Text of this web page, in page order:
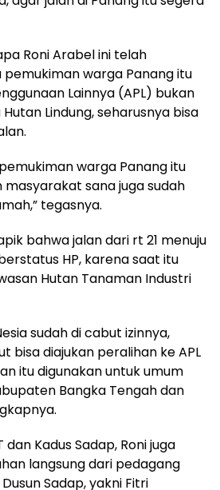
Roni Arabel ini telah
warga Panang itu
Lainnya (APL) bukan
Lindung, seharusnya bisa
warga Panang itu
masyarakat sana juga sudah
tegasnya.
bahwa jalan dari rt 21 menuju
HP, karena saat itu
Hutan Tanaman Industri
sudah di cabut izinnya,
bisa diajukan peralihan ke APL
itu digunakan untuk umum
Bangka Tengah dan
Kadus Sadap, Roni juga
langsung dari pedagang
Sadap, yakni Fitri